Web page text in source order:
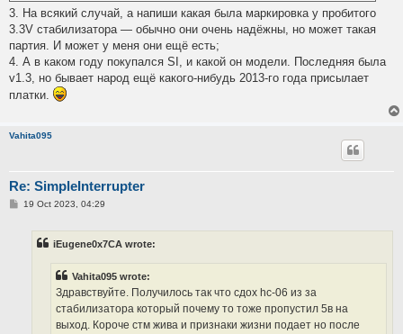
3. На всякий случай, а напиши какая была маркировка у пробитого
3.3V стабилизатора — обычно они очень надёжны, но может такая
партия. И может у меня они ещё есть;
4. А в каком году покупался SI, и какой он модели. Последняя была
v1.3, но бывает народ ещё какого-нибудь 2013-го года присылает
платки.
Vahita095
Re: SimpleInterrupter
P19 Oct 2023, 04:29
iEugene0x7CA wrote:
Vahita095 wrote:
Здравствуйте. Получилось так что сдох hc-06 из за
стабилизатора который почему то тоже пропустил 5в на
выход. Короче стм жива и признаки жизни подает но после